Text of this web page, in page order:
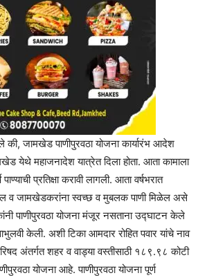
की, जामखेड पाणीपुरवठा योजना कार्यारंभ आदेश
येथे महाजनादेश यात्रेत दिला होता. आता कामाला
प्रतिक्षा करावी लागली. आता वर्षभरात
व जामखेडकरांना स्वच्छ व मुबलक पाणी मिळेल असे
पाणीपुरवठा योजना मंजूर नसताना उद्घाटन केले
केली. अशी टिका आमदार रोहित पवार यांचे नाव
अंतर्गत शहर व वाड्या वस्तीसाठी १८९.९८ कोटी
योजना आहे. पाणीपुरवठा योजना पूर्ण